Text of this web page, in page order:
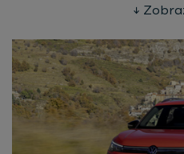
Bez veľkej investície
Všetko v jednej platbe
Nastavte si počet
najazdiť a vyberte si
uváženia.
Poistenie v splátkach
Povinné zmluvné
↓